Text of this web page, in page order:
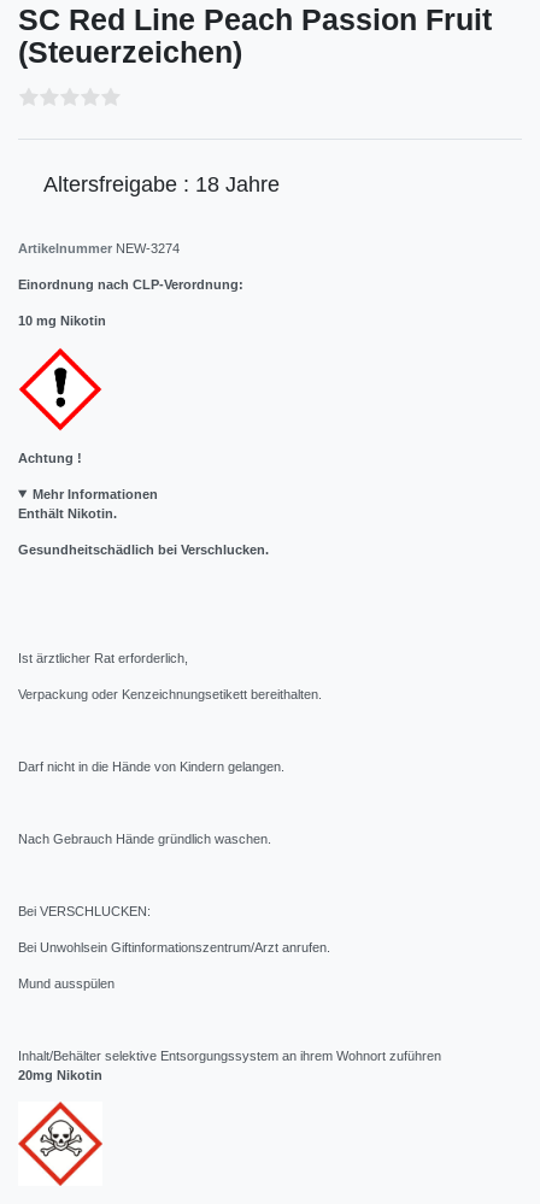
SC Red Line Peach Passion Fruit
(Steuerzeichen)
Altersfreigabe : 18 Jahre
Artikelnummer NEW-3274
Einordnung nach CLP-Verordnung:
10 mg Nikotin
Achtung !
Mehr Informationen
Enthält Nikotin.
Gesundheitschädlich bei Verschlucken.
Ist ärztlicher Rat erforderlich,
Verpackung oder Kenzeichnungsetikett bereithalten.
Darf nicht in die Hände von Kindern gelangen.
Nach Gebrauch Hände gründlich waschen.
Bei VERSCHLUCKEN:
Bei Unwohlsein Giftinformationszentrum/Arzt anrufen.
Mund ausspülen
Inhalt/Behälter selektive Entsorgungssystem an ihrem Wohnort zuführen
20mg Nikotin